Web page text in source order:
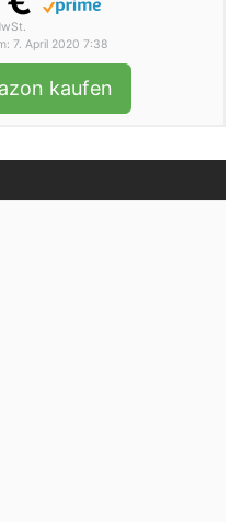
7. April 2020 7:38
kaufen